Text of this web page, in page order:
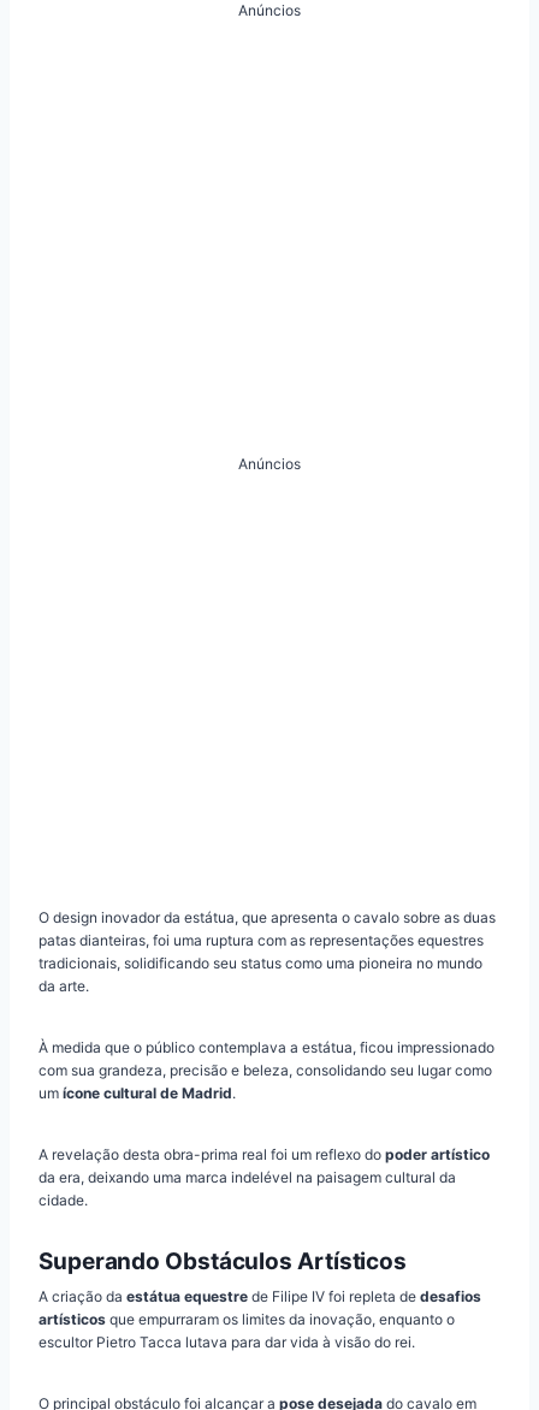
Anúncios
Anúncios
O design inovador da estátua, que apresenta o cavalo sobre as duas
patas dianteiras, foi uma ruptura com as representações equestres
tradicionais, solidificando seu status como uma pioneira no mundo
da arte.
À medida que o público contemplava a estátua, ficou impressionado
com sua grandeza, precisão e beleza, consolidando seu lugar como
um ícone cultural de Madrid.
A revelação desta obra-prima real foi um reflexo do poder artístico
da era, deixando uma marca indelével na paisagem cultural da
cidade.
Superando Obstáculos Artísticos
A criação da estátua equestre de Filipe IV foi repleta de desafios
artísticos que empurraram os limites da inovação, enquanto o
escultor Pietro Tacca lutava para dar vida à visão do rei.
O principal obstáculo foi alcançar a pose desejada do cavalo em